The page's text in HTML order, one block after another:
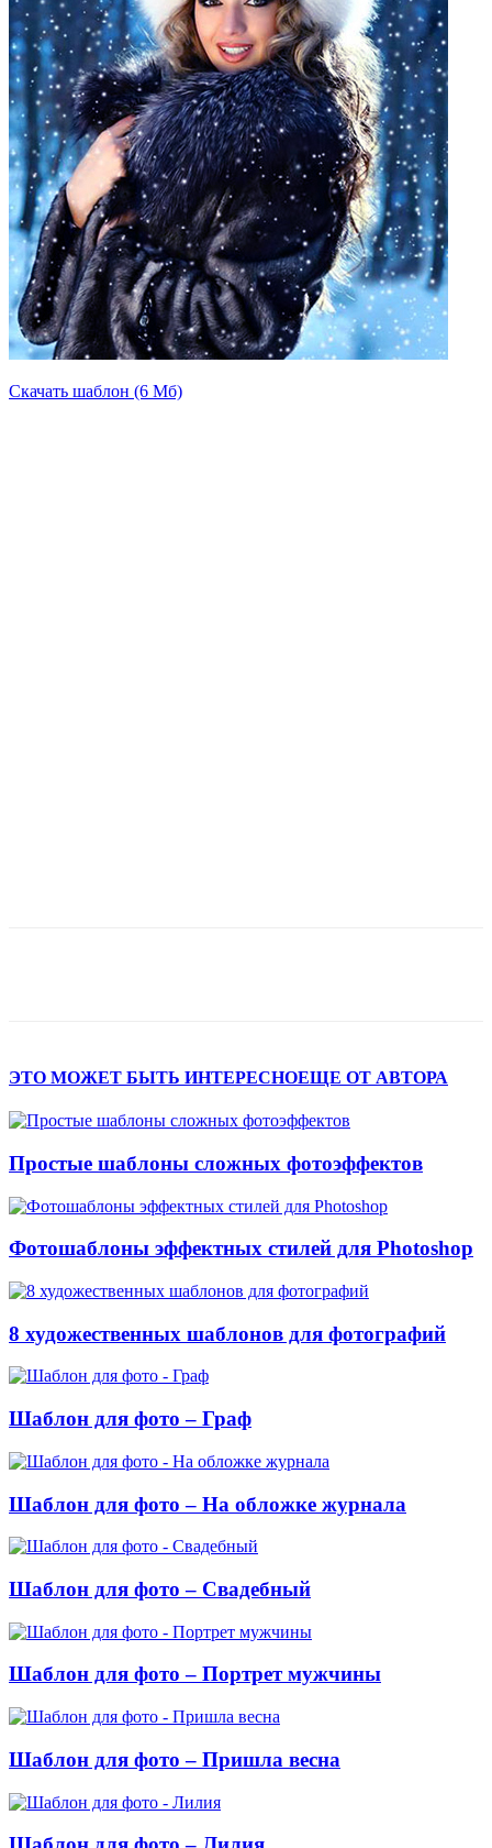
Скачать шаблон (6 Мб)
ЭТО МОЖЕТ БЫТЬ ИНТЕРЕСНОЕЩЕ ОТ АВТОРА
Простые шаблоны сложных фотоэффектов
Фотошаблоны эффектных стилей для Photoshop
8 художественных шаблонов для фотографий
Шаблон для фото – Граф
Шаблон для фото – На обложке журнала
Шаблон для фото – Свадебный
Шаблон для фото – Портрет мужчины
Шаблон для фото – Пришла весна